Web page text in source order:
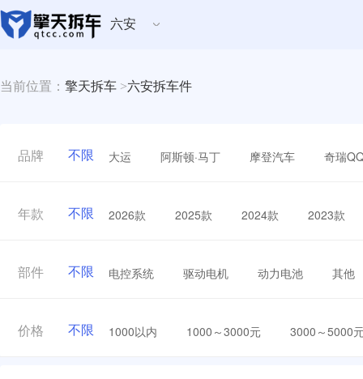
六安
当前位置： 擎天拆车 >六安拆车件
品牌 不限 大运 阿斯顿·马丁 摩登汽车 奇瑞
年款 不限 2026款 2025款 2024款 2023款
部件 不限 电控系统 驱动电机 动力电池 其他
价格 不限 1000以内 1000～3000元 3000～5000